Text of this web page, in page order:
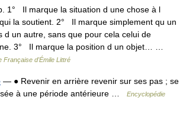
1° Il marque la situation d une chose à l
la soutient. 2° Il marque simplement qu un
d un autre, sans que pour cela celui de
3° Il marque la position d un objet… …
Française d'Émile Littré
— ● Revenir en arrière revenir sur ses pas ; se
à une période antérieure …
Encyclopédie